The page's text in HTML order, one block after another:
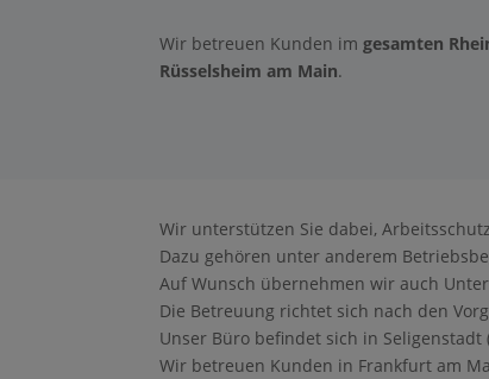
Wir betreuen Kunden imgesamten
Rüsselsheim am Main.
Wir unterstützen Sie dabei,
Dazu gehören unter anderem
Auf Wunsch übernehmen wir auch
Die Betreuung richtet sich nach den
Unser Büro befindet sich in Seligenstadt
Wir betreuen Kunden in Frankfurt am